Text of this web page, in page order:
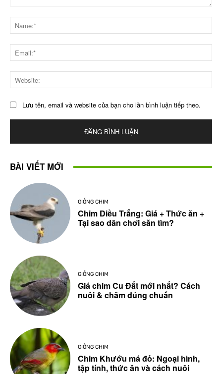
luận
Lưu tên, email và website của bạn cho lần bình luận tiếp theo.
BÀI VIẾT MỚI
GIỐNG CHIM
Chim Diều Trắng: Giá + Thức ăn +
Tại sao dân chơi săn tìm?
GIỐNG CHIM
Giá chim Cu Đất mới nhất? Cách
nuôi & chăm đúng chuẩn
GIỐNG CHIM
Chim Khướu má đỏ: Ngoại hình,
tập tính, thức ăn và cách nuôi